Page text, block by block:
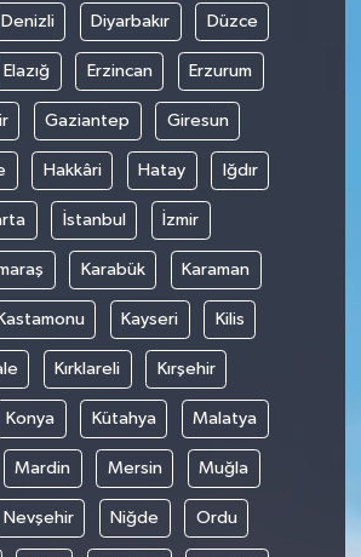
Denizli Diyarbakır Düzce
Elazığ Erzincan Erzurum
Gaziantep Giresun
Hakkâri Hatay Iğdır
İstanbul İzmir
Karabük Karaman
Kastamonu Kayseri Kilis
Kırklareli Kırşehir
Konya Kütahya Malatya
Mardin Mersin Muğla
Nevşehir Niğde Ordu